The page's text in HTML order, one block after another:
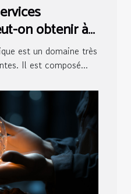
on obtenir à
est un domaine très
Il est composé...